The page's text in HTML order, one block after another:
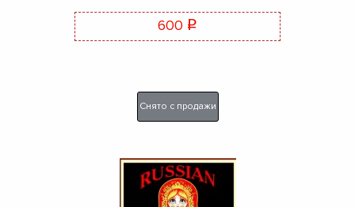
600 q
Снято с продажи